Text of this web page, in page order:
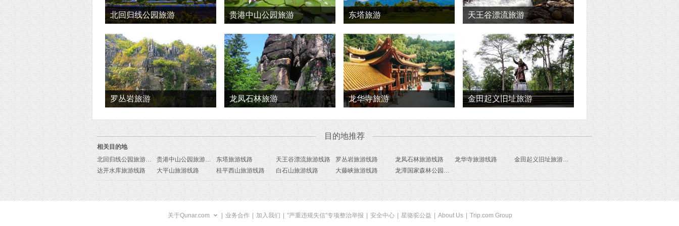
北回归线公园旅游 贵港中山公园旅游 东塔旅游 天王谷漂流旅游
罗丛岩旅游 龙凤石林旅游 龙华寺旅游 金田起义旧址旅游
目的地推荐
相关目的地
北回归线公园旅游线路
贵港中山公园旅游线路 东塔旅游线路 天王谷漂流旅游线路 罗丛岩旅游线路 龙凤石林旅游线路 龙华寺旅游线路
金田起义旧址旅游线路
达开水库旅游线路
大平山旅游线路 桂平西山旅游线路 白石山旅游线路 大藤峡旅游线路 龙潭国家森林公园旅游线路
关于Qunar.com 业务合作 加入我们 "严重违规失信"专项整治举报 安全中心 星骆驼公益 About Us Trip.com Group